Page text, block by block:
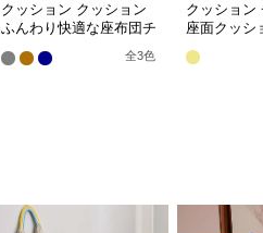
クッション クッション
ふんわり快適な座布団チ
全3色
クッション
座面クッシ